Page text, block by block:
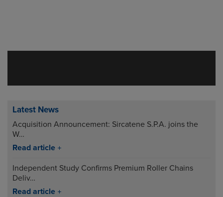
Latest News
Acquisition Announcement: Sircatene S.P.A. joins the
W…
Read article
Independent Study Confirms Premium Roller Chains
Deliv…
Read article